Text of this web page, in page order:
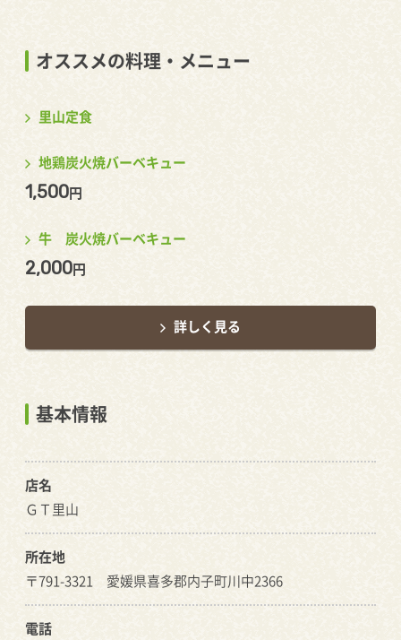
オススメの料理・メニュー
里山定食
地鶏炭火焼バーベキュー
1,500円
牛 炭火焼バーベキュー
2,000円
詳しく見る
基本情報
店名
ＧＴ里山
所在地
〒791-3321 愛媛県喜多郡内子町川中2366
電話